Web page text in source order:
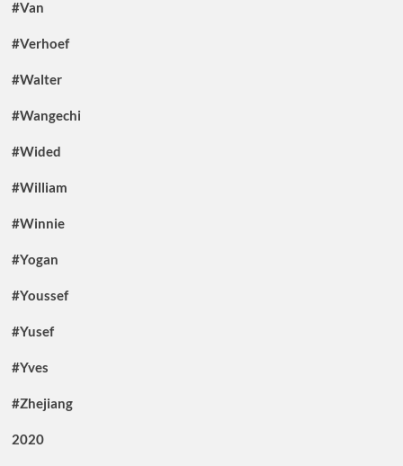
#Van
#Verhoef
#Walter
#Wangechi
#Wided
#William
#Winnie
#Yogan
#Youssef
#Yusef
#Yves
#Zhejiang
2020